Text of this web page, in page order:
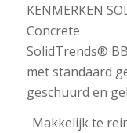
KENMERKEN
Concrete
SolidTrends®
met standaard
geschuurd en
Makkelijk te